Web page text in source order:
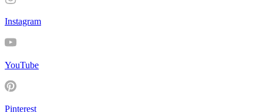
Instagram
YouTube
Pinterest